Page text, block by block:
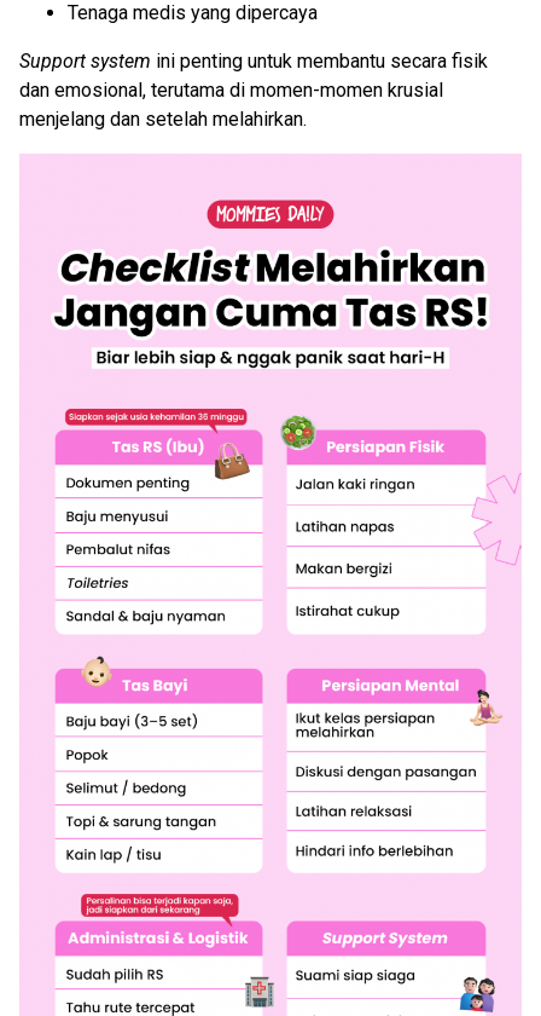
Tenaga medis yang dipercaya
Support system ini penting untuk membantu secara fisik
dan emosional, terutama di momen-momen krusial
menjelang dan setelah melahirkan.